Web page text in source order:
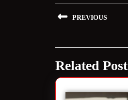
PREVIOUS
Related Post